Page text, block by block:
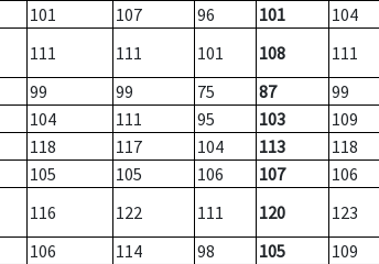
101 107 96 101
104
111 111 101 108
111
99 99 75 87
99
104 111 95 103
109
118 117 104 113
118
105 105 106 107
106
116 122 111 120
123
106 114 98 105
109